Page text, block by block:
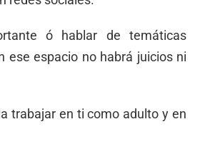
ó hablar de temáticas
ese espacio no habrá juicios ni
trabajar en ti como adulto y en